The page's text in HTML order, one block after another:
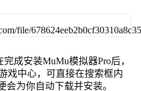
成安装MuMu模拟器Pro后，
戏中心，可直接在搜索框内
为你自动下载并安装。